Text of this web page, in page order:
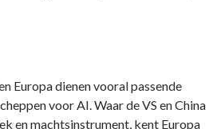
Europa dienen vooral passende
voor AI. Waar de VS en China
en machtsinstrument, kent Europa